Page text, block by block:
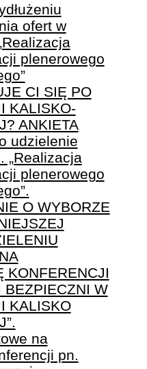
ofert w
plenerowego
CI SIĘ PO
KALISKO-
ANKIETA
udzielenie
„Realizacja
plenerowego
O WYBORZE
KONFERENCJI
BEZPIECZNI W
KALISKO
na
pn.